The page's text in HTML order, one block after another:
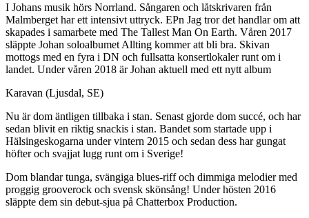
I Johans musik hörs Norrland. Sångaren och låtskrivaren från
Malmberget har ett intensivt uttryck. EPn Jag tror det handlar om att
skapades i samarbete med The Tallest Man On Earth. Våren 2017
släppte Johan soloalbumet Allting kommer att bli bra. Skivan
mottogs med en fyra i DN och fullsatta konsertlokaler runt om i
landet. Under våren 2018 är Johan aktuell med ett nytt album
Karavan (Ljusdal, SE)
Nu är dom äntligen tillbaka i stan. Senast gjorde dom succé, och har
sedan blivit en riktig snackis i stan. Bandet som startade upp i
Hälsingeskogarna under vintern 2015 och sedan dess har gungat
höfter och svajjat lugg runt om i Sverige!
Dom blandar tunga, svängiga blues-riff och dimmiga melodier med
proggig grooverock och svensk skönsång! Under hösten 2016
släppte dem sin debut-sjua på Chatterbox Production.